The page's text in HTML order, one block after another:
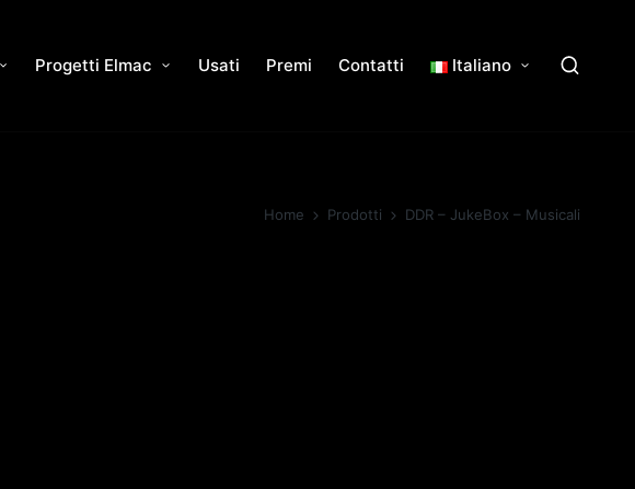
Progetti Elmac Usati Premi Contatti Italiano
Home Prodotti DDR – JukeBox – Musicali